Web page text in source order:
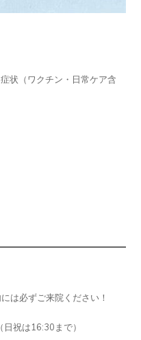
状（ワクチン・日常ケア含
は必ずご来院ください！
祝は16:30まで）